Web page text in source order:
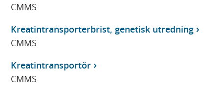
CMMS
Kreatintransporterbrist, genetisk utredning
CMMS
Kreatintransportör
CMMS